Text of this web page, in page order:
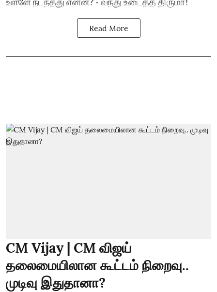
Read More
CM Vijay | CM விஜய்
தலைமையிலான கூட்டம் நிறைவு..
முடிவு இதுதானா?